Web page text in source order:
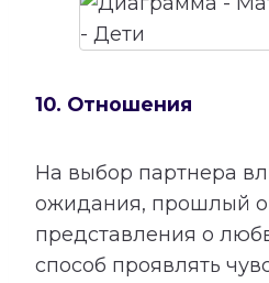
10. Отношения
На выбор партнера
ожидания, прошлый
представления о
способ проявлять